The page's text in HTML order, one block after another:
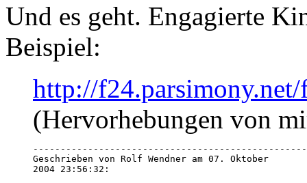
Und es geht. Engagierte
Beispiel:
http://
(Hervorhebungen von
Geschrieben von Rolf Wendner am 07. Oktober
2004 23:56:32: